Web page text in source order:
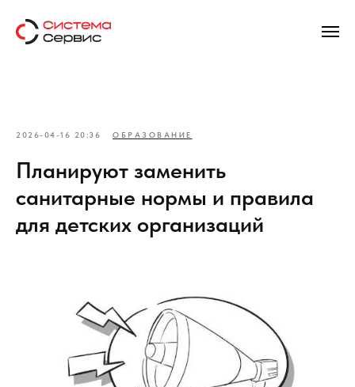
2026-04-16 20:36 ОБРАЗОВАНИЕ
Планируют заменить
санитарные нормы и правила
для детских организаций